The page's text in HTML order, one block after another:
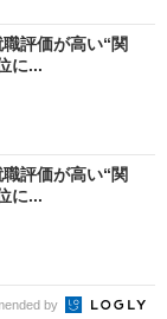
評価が高い“関
に...
評価が高い“関
に...
by